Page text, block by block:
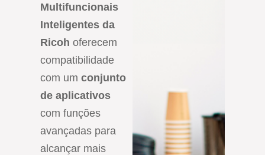
Multifuncionais
Inteligentes da
Ricoh oferecem
compatibilidade
com um conjunto
de aplicativos
com funções
avançadas para
alcançar mais